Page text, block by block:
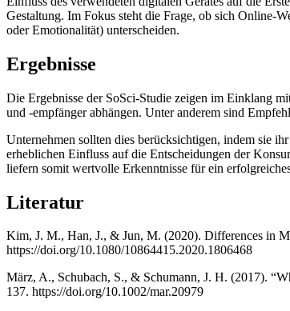
Gestaltung. Im Fokus steht die Frage, ob sich Online-
oder Emotionalität) unterscheiden.
Ergebnisse
Die Ergebnisse der SoSci-Studie zeigen im Einklang
und -empfänger abhängen. Unter anderem sind
Unternehmen sollten dies berücksichtigen, indem sie
erheblichen Einfluss auf die Entscheidungen der
liefern somit wertvolle Erkenntnisse für ein
Literatur
Kim, J. M., Han, J., & Jun, M. (2020). Differences in
https://doi.org/10.1080/10864415.2020.1806468
März, A., Schubach, S., & Schumann, J. H. (2017).
137. https://doi.org/10.1002/mar.20979